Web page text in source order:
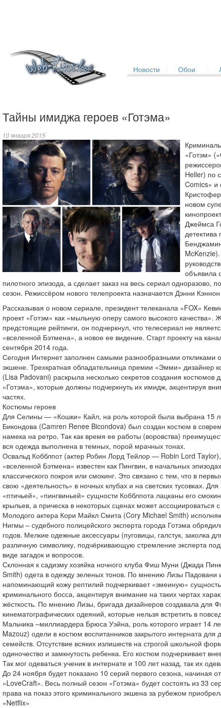
Новости Обои
Тайны имиджа героев «Готэма»
10 января 2015
«Готэм»
Heller) по
Comics»
новом
Джеймса
детектива
объявила
пилотного эпизода, а сделает заказ на весь сериал одноразово,
сезон. Режиссёром нового телепроекта назначается Дэнни
Рассказывая о новом сериале, президент телеканала «FOX»
проект «Готэм» как «мыльную оперу самого высокого качества».
предстоящие рейтинги, он подчеркнул, что телесериал не
«вселенной Бэтмена», а новое ее видение. Старт проекту на
сентября 2014 года.
Сегодня Интернет заполнен самыми разнообразными откликами
экшене. Трехкратная обладательница премии «Эмми» дизайнер
(Lisa Padovani) раскрыла несколько секретов создания костюмов
«Готэма», которые должны подчеркнуть их имидж, акцентируя
частях.
Костюмы героев
Для Селины — «Кошки» Кайл, на роль которой была выбрана 15
Бикондова (Camren Renee Bicondova) был создан костюм в
намека на ретро. Так как время ее работы (воровства)
вся одежда выполнена в темных, порой мрачных тонах.
Освальд Кобблпот (актер Робин Лорд Тейлор — Robin Lord
«вселенной Бэтмена» известен как Пингвин, в начальных
классического покроя или смокинг. Это связано с тем, что в
свою «деятельность» в ночных клубах и на светских тусовках.
«птичьей», «пингвиньей» сущности Кобблпота лацканы его
крыльев, а прическа в некоторых сценах может ассоциироваться
Молодого актера Кори Майкл Смита (Cory Michael Smith)
Нигмы – судебного полицейского эксперта города Готэма
годов. Мелкие одежные аксессуары (пуговицы, галстук, заколка
различную символику, подчёркивающую стремление эксперта
виде загадок и вопросов.
Склонная к садизму хозяйка ночного клуба Фиш Муни (Джада
Smith) одета в одежду зеленых тонов. По мнению Лизы Падовани
напоминающий кожу рептилий подчеркивает «змеиную»
криминального босса, акцентируя внимание на таких чертах
жёсткость. По мнению Лизы, бригада дизайнеров создавала для
кинематографических одеяний, которые нельзя встретить в
Мальчика –миллиардера Брюса Уэйна, роль которого играет 14
Mazouz) одели в костюм воспитанников закрытого интерната для
семейств. Отсутствие всяких излишеств на строгой школьной
одиночество и замкнутость ребенка. Его костюм подчеркивает
Так мог одеваться ученик в интернате и 100 лет назад, так их
До 24 ноября будет показано 10 серий первого сезона, начиная
«LoveCraft». Весь полный сезон «Готэма» будет состоять из 33
права на показ этого криминального экшена за рубежом
«Netflix»